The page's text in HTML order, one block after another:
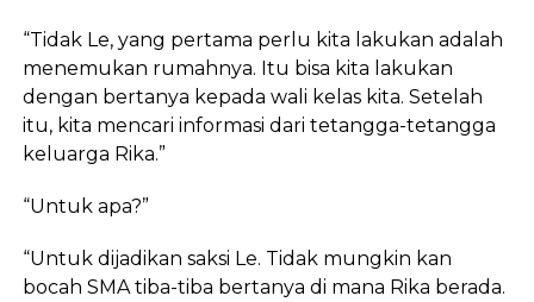
“Tidak Le, yang pertama perlu kita lakukan adalah
menemukan rumahnya. Itu bisa kita lakukan
dengan bertanya kepada wali kelas kita. Setelah
itu, kita mencari informasi dari tetangga-tetangga
keluarga Rika.”
“Untuk apa?”
“Untuk dijadikan saksi Le. Tidak mungkin kan
bocah SMA tiba-tiba bertanya di mana Rika berada.